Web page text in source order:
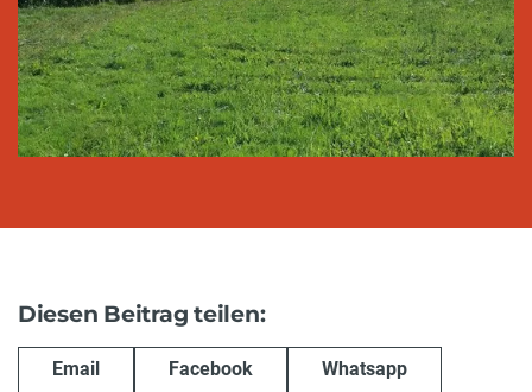
Diesen Beitrag teilen:
Email Facebook Whatsapp